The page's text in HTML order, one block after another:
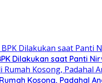
Dilakukan saat Panti
Kosong, Padahal